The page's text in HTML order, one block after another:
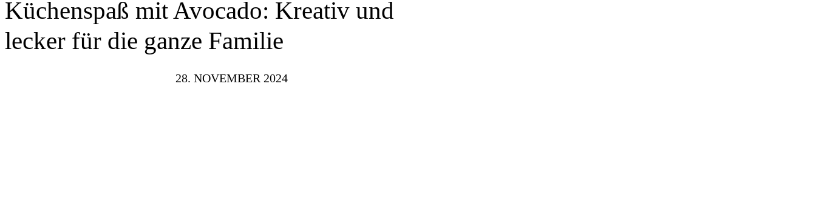
Küchenspaß mit Avocado: Kreativ und
lecker für die ganze Familie
28. NOVEMBER 2024